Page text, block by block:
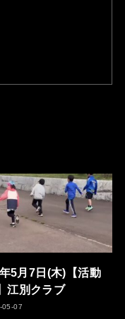
5月7日(木)【活動
江別クラブ
05-07